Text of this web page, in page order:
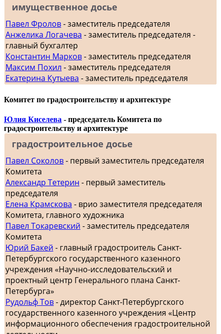
имущественное досье
Павел Фролов- заместитель председателя
Анжелика Логачева - заместитель председателя -
главный бухгалтер
Константин Марков- заместитель председателя
Максим Похил - заместитель председателя
Екатерина Кутыева - заместитель председателя
Комитет по градостроительству и архитектуре
Юлия Киселева - председатель Комитета по
градостроительству и архитектуре
градостроительное досье
Павел Соколов- первый заместитель председателя
Комитета
Александр Тетерин - первый заместитель
председателя
Елена Крамскова - врио заместителя председателя
Комитета, главного художника
Павел Токаревский - заместитель председателя
Комитета
Юрий Бакей - главный градостроитель Санкт-
Петербургского государственного казенного
учреждения «Научно-исследовательский и
проектный центр Генерального плана Санкт-
Петербурга»
Рудольф Тов- директор Санкт-Петербургского
государственного казенного учреждения «Центр
информационного обеспечения градостроительной